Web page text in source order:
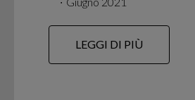
LEGGI DI PIÙ